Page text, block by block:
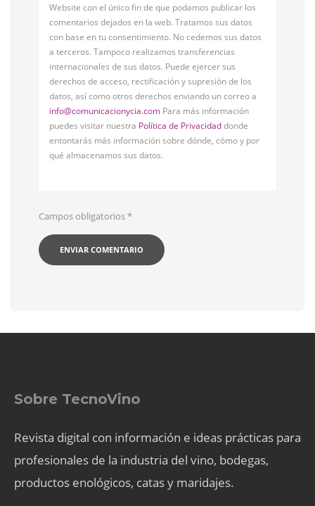
Website con el único fin de que podamos publicar los
comentarios dejados en la web. Tratamos sus datos
con base en tu consentimiento. No cedemos sus datos
a terceros. Tampoco realizamos transferencias
internacionales de sus datos. Puede ejercer sus
derechos de acceso, rectificación y supresión de los
datos, así como otros derechos enviando un correo a
info@comunicacionycia.com Para más información
puedes visitar nuestra Política de Privacidaddonde
entontarás más información sobre dónde, cómo y por
qué almacenamos sus datos.
Campos obligatorios*
Sobre TecnoVino
Revista digital con información e ideas prácticas para
profesionales de la industria del vino, bodegas,
productos enológicos, catas y maridajes.